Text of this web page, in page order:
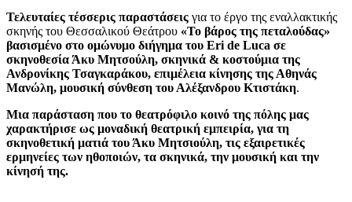
Τελευταίες τέσσερις παραστάσεις για το έργο της εναλλακτικής
σκηνής του Θεσσαλικού Θεάτρου «Το βάρος της πεταλούδας»
βασισμένο στο ομώνυμο διήγημα του Eri de Luca σε
σκηνοθεσία Άκυ Μητσούλη, σκηνικά & κοστούμια της
Ανδρονίκης Τσαγκαράκου, επιμέλεια κίνησης της Αθηνάς
Μανώλη, μουσική σύνθεση του Αλέξανδρου Κτιστάκη.
Μια παράσταση που το θεατρόφιλο κοινό της πόλης μας
χαρακτήρισε ως μοναδική θεατρική εμπειρία, για τη
σκηνοθετική ματιά του Άκυ Μητσιούλη, τις εξαιρετικές
ερμηνείες των ηθοποιών, τα σκηνικά, την μουσική και την
κίνησή της.